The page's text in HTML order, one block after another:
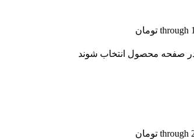
صفحه محصول انتخاب شوند